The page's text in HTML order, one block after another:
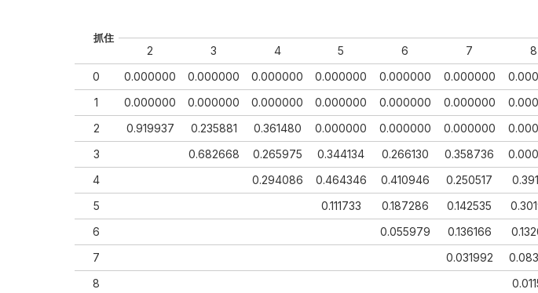
抓住
2 3 4 5 6 7 8
0
0.000000 0.000000 0.000000 0.000000 0.000000 0.000000
1
0.000000 0.000000 0.000000 0.000000 0.000000 0.000000
2
0.919937 0.235881 0.361480 0.000000 0.000000 0.000000
3
0.682668 0.265975 0.344134 0.266130 0.358736
4
0.294086 0.464346 0.410946 0.250517
5
0.111733 0.187286 0.142535
6
0.055979 0.136166
7
0.031992
8